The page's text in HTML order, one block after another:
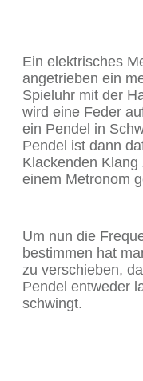
Ein elektrisches
angetrieben ein
Spieluhr mit der
wird eine Feder
ein Pendel in
Pendel ist dann
Klackenden
einem Metronom
Um nun die
bestimmen hat
zu verschieben,
Pendel entweder
schwingt.